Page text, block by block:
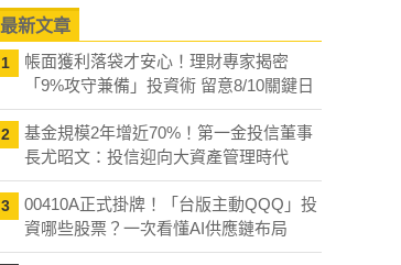
最新文章
1
帳面獲利落袋才安心！理財專家揭密
「9%攻守兼備」投資術 留意8/10關鍵日
2
基金規模2年增近70%！第一金投信董事
長尤昭文：投信迎向大資產管理時代
3
00410A正式掛牌！「台版主動QQQ」投
資哪些股票？一次看懂AI供應鏈布局